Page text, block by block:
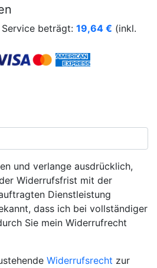
beträgt: 19,64 € (inkl.
und verlange ausdrücklich,
Widerrufsfrist mit der
Dienstleistung
dass ich bei vollständiger
Sie mein Widerrufrecht
Widerrufsrecht zur